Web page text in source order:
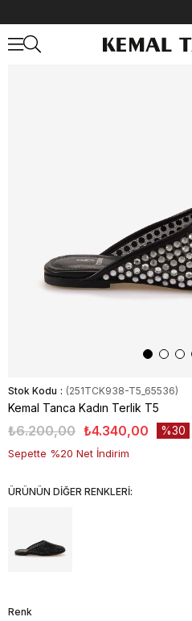
Stok Kodu (251TCK938-T5_65536)
Kemal Tanca Kadın Terlik T5
₺6.200,00 ₺4.340,00 30
Sepette %20 Net İndirim
ÜRÜNÜN DİĞER RENKLERİ:
Renk